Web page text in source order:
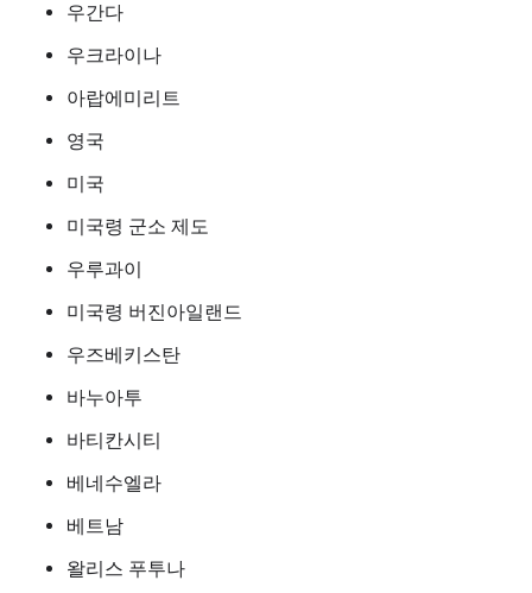
우간다
우크라이나
아랍에미리트
영국
미국
미국령 군소 제도
우루과이
미국령 버진아일랜드
우즈베키스탄
바누아투
바티칸시티
베네수엘라
베트남
왈리스 푸투나